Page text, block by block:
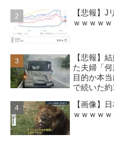
【悲報】J
ｗｗｗｗ
【悲報】
た夫婦「
目的か本
で続いた
【画像】
ｗｗｗｗ